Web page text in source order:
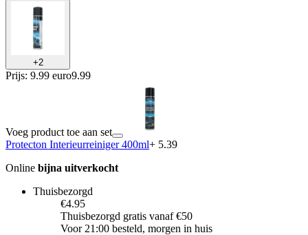
+2
Prijs: 9.99 euro9.99
Voeg product toe aan set
Protecton Interieurreiniger 400ml+ 5.39
Online bijna uitverkocht
Thuisbezorgd
€4.95
Thuisbezorgd gratis vanaf €50
Voor 21:00 besteld, morgen in huis